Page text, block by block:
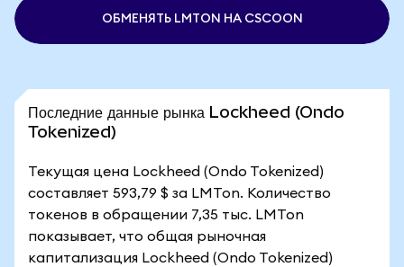
ОБМЕНЯТЬ LMTON НА CSCOON
Последние данные рынка Lockheed (Ondo
Tokenized)
Текущая цена Lockheed (Ondo Tokenized)
составляет 593,79 $ за LMTon. Количество
токенов в обращении 7,35 тыс. LMTon
показывает, что общая рыночная
капитализация Lockheed (Ondo Tokenized)